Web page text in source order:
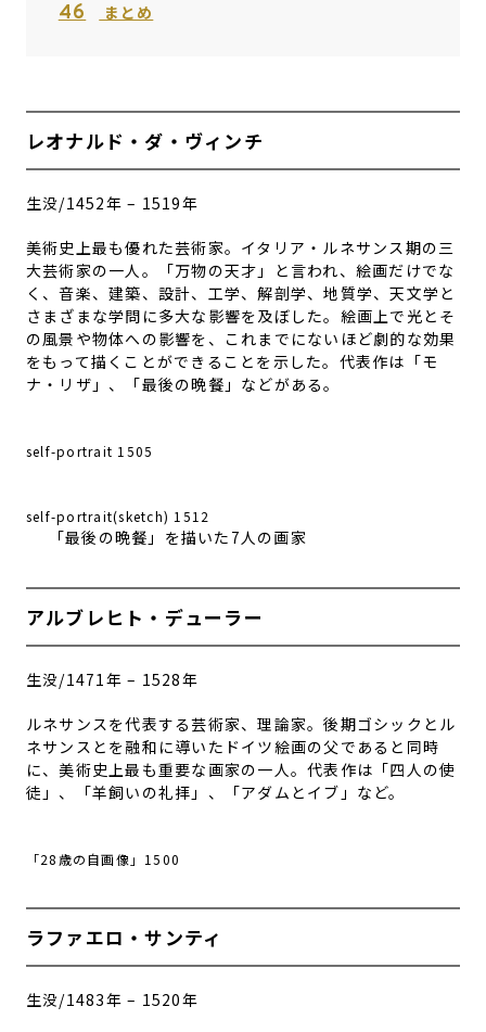
46 まとめ
レオナルド・ダ・ヴィンチ
生没/1452年 – 1519年
美術史上最も優れた芸術家。イタリア・ルネサンス期の三
大芸術家の一人。「万物の天才」と言われ、絵画だけでな
く、音楽、建築、設計、工学、解剖学、地質学、天文学と
さまざまな学問に多大な影響を及ぼした。絵画上で 光とそ
の風景や物体への影響を、これまでにないほど劇的な効果
をもって描くことができることを示した。代表作は「モ
ナ・リザ」、「最後の晩餐」などがある。
self-portrait 1505
self-portrait(sketch) 1512
「最後の晩餐」を描いた7人の画家
アルブレヒト・デューラー
生没/1471年 – 1528年
ルネサンスを代表する芸術家、理論家。後期ゴシックとル
ネサンスとを融和に導いたドイツ絵画の父であると同時
に、美術史上最も重要な画家の一人。代表作は「四人の使
徒」、「羊飼いの礼拝」、「アダムとイブ」など。
「28歳の自画像」1500
ラファエロ・サンティ
生没/1483年 – 1520年